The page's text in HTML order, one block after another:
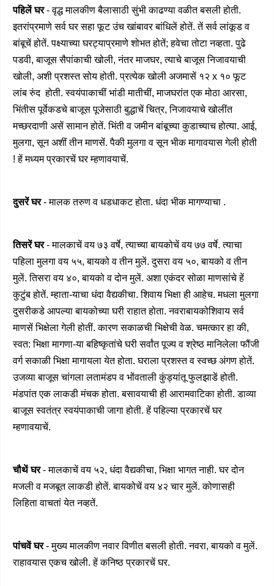
पहिलें घर- वृद्ध मालकीण बैलासाठी सुंभी काढण्या वळीत बसली होती.
इतरांप्रमाणे सर्व घर सहा फूट उंच खांबावर बांधिलें होतें. तें सर्व लांकूड व
बांबूचें होतें. पक्ष्याच्या घरट्याप्रमाणे शोभत होतें; हवेचा तोटा नव्हता. पुढे
पडवी, बाजूस सैपांकाची खोली, नंतर माजघर, त्याचे बाजूस निजावयाची
खोली, अशी प्रशस्त सोय होती. प्रत्येक खोली अजमासें १२ x १० फूट
लांब रुंद होती. स्वयंपाकाचीं भांडी मातीचीं, माजघरांत एक मोठा आरसा,
भिंतीस पूर्वेकडचे बाजूस पूजेसाठी बुद्धाचें चित्र, निजावयाचे खोलींत
मच्छरदाणी असें सामान होतें. भिंती व जमीन बांबूच्या कुडाच्याच होत्या. आई,
मुलगा, सून अशीं तीन माणसें. पैकी मुलगा व सून भीक मागावयास गेली होती
! हें मध्यम प्रकारचें घर म्हणावयाचें.
दुसरें घर- मालक तरुण व धडधाकट होता. धंदा भीक मागण्याचा .
तिसरें घर- मालकाचें वय ७३ वर्षे, त्याच्या बायकोचें वय ७७ वर्षे. त्याचा
पहिला मुलगा वय ५५, बायको व तीन मुलें. दुसरा वय ५०, बायको व तीन
मुलें. तिसरा वय ४०, बायको व दोन मुलें. अशा एकंदर सोळा माणसांचे हें
कुटुंब होतें. म्हाता-याचा धंदा वैद्यकीचा. शिवाय भिक्षा ही आहेच. मधला मुलगा
दुसरीकडे आपल्या बायकोच्या घरी राहात होता. नवराबायकोशिवाय सर्व
माणसें भिक्षेला गेली होतीं. कारण सकाळची भिक्षेची वेळ. चमत्कार हा की,
स्वत: भिक्षा मागणा-या बहिष्कृतांचे घरी सर्वांत पूज्य व श्रेष्ठ मानिलेला फौंजी
वर्ग सकाळी भिक्षा मागायला येत होता. घराला प्रशस्त व स्वच्छ अंगण होतें.
उजव्या बाजूस चांगला लतामंडप व भोंवताली कुंड्यांतू फुलझाडें होती.
मंडपांत एक लाकडी मंचक होता. बसावयाची ही आरामवाटिका होती. डाव्या
बाजूस स्वतंत्र स्वयंपाकाची जागा होती. हें पहिल्या प्रकारचें घर
म्हणावयाचें.
चौथें घर- मालकाचें वय ५२, धंदा वैद्यकीचा, भिक्षा भागत नाही. घर दोन
मजली व मजबूत लाकडी होतें. बायकोचें वय ४२ चार मुलें. कोणासही
लिहिता वाचतां येत नव्हतें.
पांचवें घर- मुख्य मालकीण नवार विणीत बसली होती. नवरा, बायको व मुलें.
राहावयास एकच खोली. हें कनिष्ठ प्रकारचें घर.